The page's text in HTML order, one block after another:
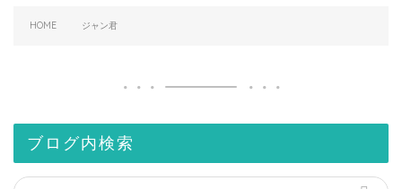
HOME ジャン君
ブログ内検索